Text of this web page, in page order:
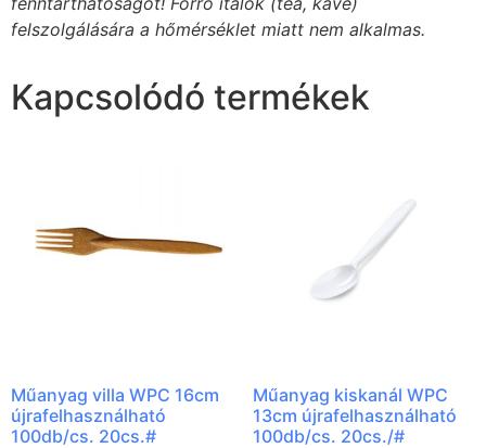
felszolgálására a hőmérséklet miatt nem alkalmas.
Kapcsolódó termékek
Műanyag villa WPC 16cm
újrafelhasználható
100db/cs. 20cs.#
Műanyag kiskanál WPC
13cm újrafelhasználható
100db/cs. 20cs./#